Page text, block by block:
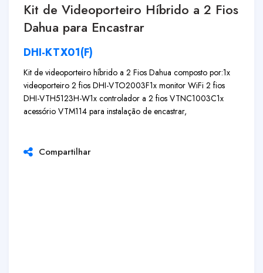
Kit de Videoporteiro Híbrido a 2 Fios
Dahua para Encastrar
DHI-KTX01(F)
Kit de videoporteiro híbrido a 2 Fios Dahua composto por:1x
videoporteiro 2 fios DHI-VTO2003F1x monitor WiFi 2 fios
DHI-VTH5123H-W1x controlador a 2 fios VTNC1003C1x
acessório VTM114 para instalação de encastrar,
Compartilhar